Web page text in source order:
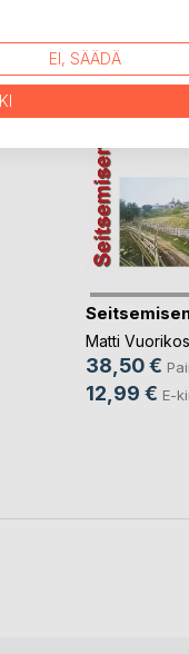
Matti
38,50 €
12,99 € E-
EI, SÄÄDÄ